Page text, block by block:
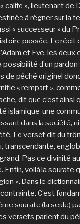
calife », lieutenant de
à régner sur la
« successeur » du
passée. Le récit
et Eve, les deux
possibilité d’un pardon
de péché originel
« rempart »,
dit que c’est ainsi
islamique, une
dans la société,
Le verset dit du
transcendante,
Pas de divinité
Enfin, voilà la sourate
». Dans le
contrainte. C’est
sourate (la seule)
versets parlent du